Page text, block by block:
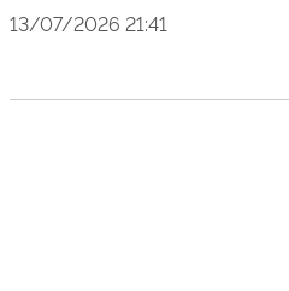
13/07/2026 21:41